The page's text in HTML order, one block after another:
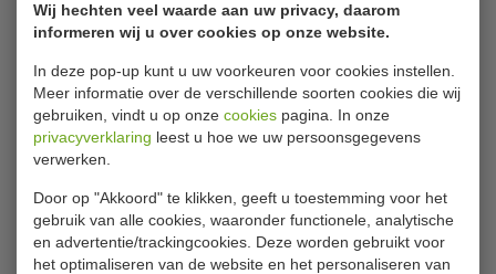
Wij hechten veel waarde aan uw privacy, daarom
informeren wij u over cookies op onze website.
In deze pop-up kunt u uw voorkeuren voor cookies instellen.
Meer informatie over de verschillende soorten cookies die wij
gebruiken, vindt u op onze cookies pagina. In onze
privacyverklaring leest u hoe we uw persoonsgegevens
verwerken.
Door op "Akkoord" te klikken, geeft u toestemming voor het
gebruik van alle cookies, waaronder functionele, analytische
en advertentie/trackingcookies. Deze worden gebruikt voor
het optimaliseren van de website en het personaliseren van
professionele kwaliteit, gemaakt van stevig 18/10 RVS, voor
een zeer aantrekkelijke prijs. De pannen zijn voorzien van
koelblijvende, gelaste handvatten om ze, ook wanneer ze
zwaar zijn, eenvoudig en veilig te verplaatsen. Deksel is
apart verkrijgbaar.
Zwaar RVS
Afgeronde randen
Stevige, koel blijvende handgrepen
Geschikt voor alle warmtebronnen inclusief inductie
Specificaties
Model
M 942